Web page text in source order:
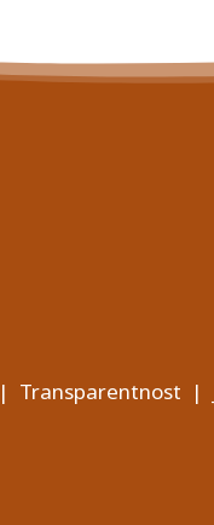
| Transparentnost |